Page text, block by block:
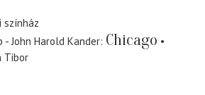
színház
- John Harold Kander Chicago
Tibor